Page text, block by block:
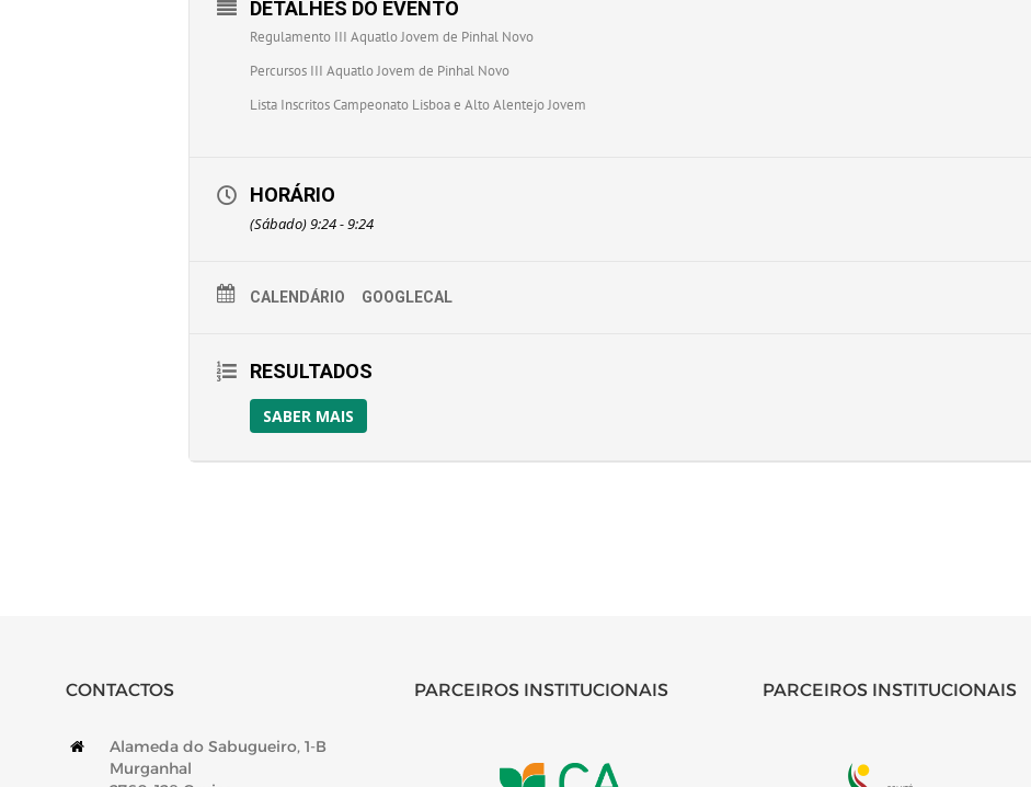
DETALHES DO EVENTO
Regulamento III Aquatlo Jovem de Pinhal Novo
Percursos III Aquatlo Jovem de Pinhal Novo
Lista Inscritos Campeonato Lisboa e Alto Alentejo Jovem
HORÁRIO
(Sábado) 9:24 - 9:24
CALENDÁRIO GOOGLECAL
RESULTADOS
SABER MAIS
CONTACTOS
Alameda do Sabugueiro, 1-B
Murganhal
PARCEIROS INSTITUCIONAIS PARCEIROS INSTITUCIONAIS